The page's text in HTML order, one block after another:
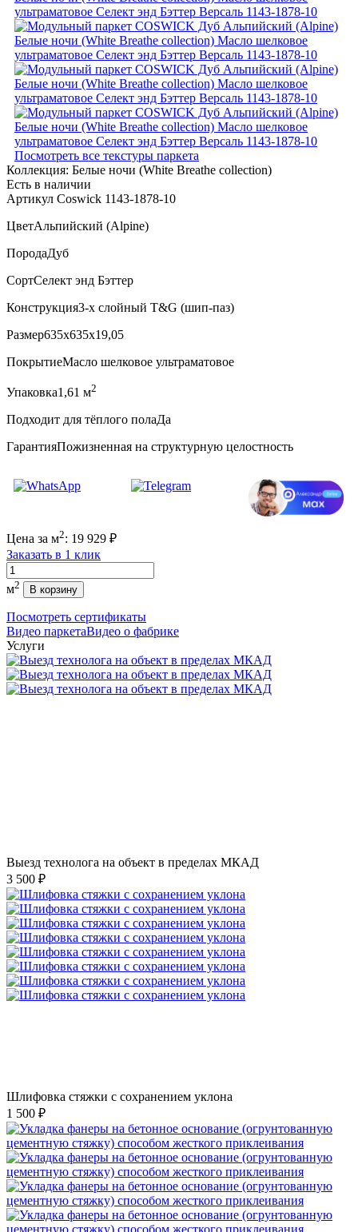
Посмотреть все текстуры паркета
Коллекция: Белые ночи (White Breathe collection)
Есть в наличии
Артикул Coswick 1143-1878-10
ЦветАльпийский (Alpine)
ПородаДуб
СортСелект энд Бэттер
Конструкция3-х слойный T&G (шип-паз)
Размер635x635x19,05
ПокрытиеМасло шелковое ультраматовое
Упаковка1,61 м2
Подходит для тёплого полаДа
ГарантияПожизненная на структурную целостность
Цена за м2: 19 929 ₽
Заказать в 1 клик
Количество
м2 В корзину
Посмотреть сертификаты
Видео паркетаВидео о фабрике
Услуги
Выезд технолога на объект в пределах МКАД
3 500 ₽
Шлифовка стяжки с сохранением уклона
1 500 ₽